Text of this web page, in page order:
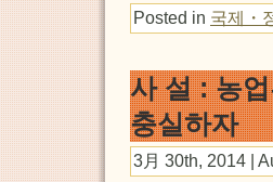
Posted in 국제・
사 설 : 농
충실하자
3月 30th, 2014 |